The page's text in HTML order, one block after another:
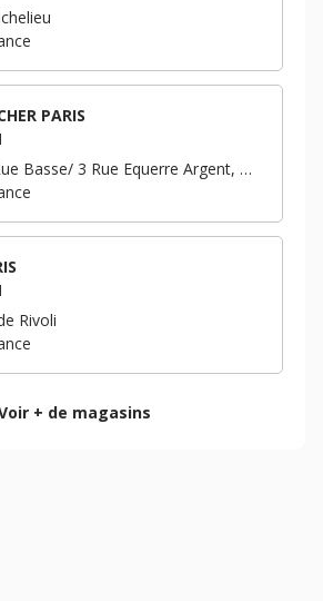
PARIS
Angle 6 Rue Basse/ 3 Rue Equerre Argent, Forum - Niveau -3 B.P. 293
Rivoli
+ de magasins